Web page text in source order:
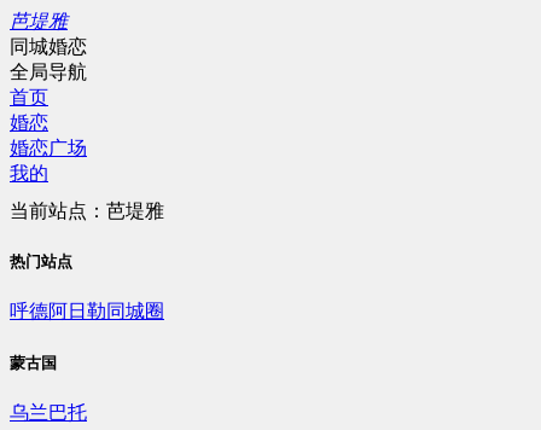
芭堤雅
同城婚恋
全局导航
首页
婚恋
婚恋广场
我的
当前站点：芭堤雅
热门站点
呼德阿日勒同城圈
蒙古国
乌兰巴托